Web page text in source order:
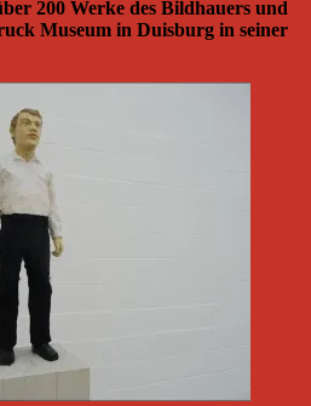
200 Werke des Bildhauers und
Museum in Duisburg in seiner